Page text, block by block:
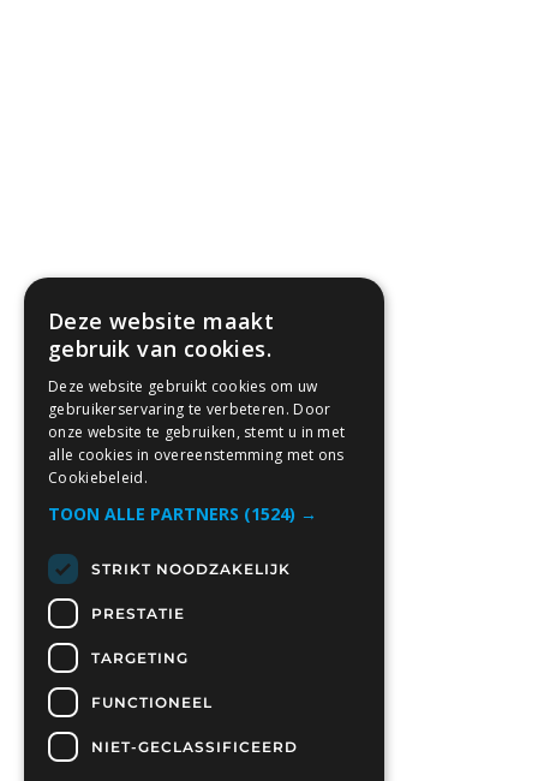
Deze website maakt
gebruik van cookies.
Deze website gebruikt cookies om uw
gebruikerservaring te verbeteren. Door
onze website te gebruiken, stemt u in met
alle cookies in overeenstemming met ons
Cookiebeleid.
TOON ALLE PARTNERS (1524) →
STRIKT NOODZAKELIJK
PRESTATIE
TARGETING
FUNCTIONEEL
NIET-GECLASSIFICEERD